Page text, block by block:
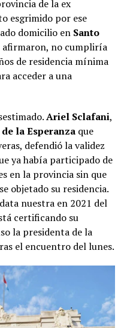
de la ex
esgrimido por ese
domicilio en Santo
afirmaron, no cumpliría
de residencia mínima
acceder a una
Ariel Sclafani,
la Esperanza que
defendió la validez
ya había participado de
en la provincia sin que
objetado su residencia.
nuestra en 2021 del
certificando su
la presidenta de la
el encuentro del lunes.